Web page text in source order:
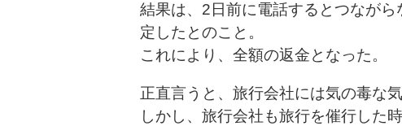
結果は、2日前に電話するとつなが
定したとのこと。
これにより、全額の返金となった。
正直言うと、旅行会社には気の毒な
しかし、旅行会社も旅行を催行した